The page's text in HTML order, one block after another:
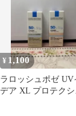
¥ 1,100
ラロッシュポゼ UV
デア XL プロテクシ